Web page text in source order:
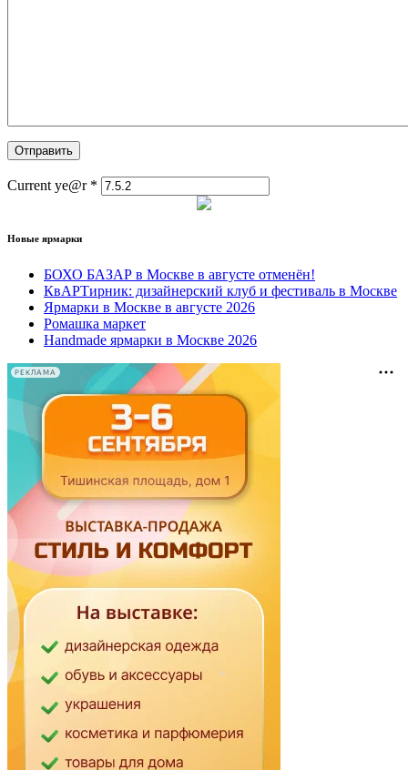
Current ye@r *
Новые ярмарки
БОХО БАЗАР в Москве в августе отменён!
КвАРТирник: дизайнерский клуб и фестиваль в Москве
Ярмарки в Москве в августе 2026
Ромашка маркет
Handmade ярмарки в Москве 2026
РЕКЛАМА